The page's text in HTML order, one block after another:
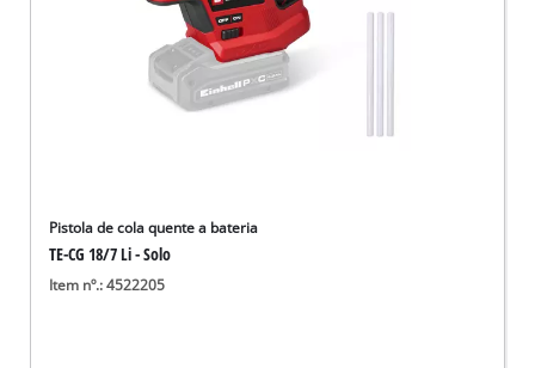
Pistola de cola quente a bateria
TE-CG 18/7 Li - Solo
Item nº.: 4522205